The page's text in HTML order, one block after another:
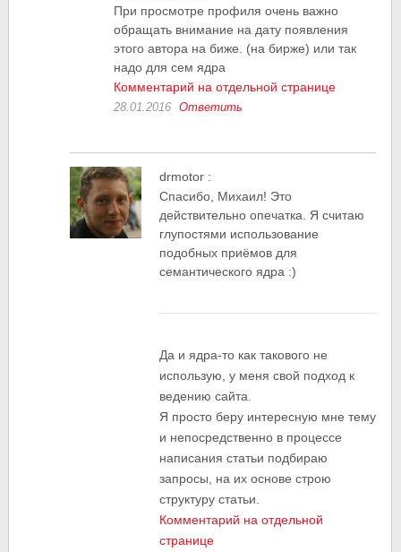
При просмотре профиля очень важно
обращать внимание на дату появления
этого автора на биже. (на бирже) или так
надо для сем ядра
Комментарий на отдельной странице
28.01.2016 Ответить
drmotor :
Спасибо, Михаил! Это
действительно опечатка. Я считаю
глупостями использование
подобных приёмов для
семантического ядра :)
Да и ядра-то как такового не
использую, у меня свой подход к
ведению сайта.
Я просто беру интересную мне тему
и непосредственно в процессе
написания статьи подбираю
запросы, на их основе строю
структуру статьи.
Комментарий на отдельной
странице